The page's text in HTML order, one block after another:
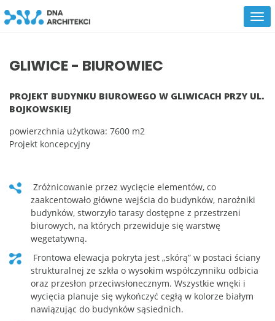
GLIWICE - BIUROWIEC
PROJEKT BUDYNKU BIUROWEGO W GLIWICACH PRZY UL.
BOJKOWSKIEJ
powierzchnia użytkowa: 7600 m2
Projekt koncepcyjny
zróżnicowanie przez wycięcie elementów, co
zaakcentowało główne wejścia do budynków, narożniki
budynków, stworzyło tarasy dostępne z przestrzeni
biurowych, na których przewiduje się warstwę
wegetatywną.
Frontowa elewacja pokryta jest „skórą” w postaci ściany
strukturalnej ze szkła o wysokim współczynniku odbicia
oraz przesłon przeciwsłonecznym. Wszystkie wnęki i
wycięcia planuje się wykończyć cegłą w kolorze białym
nawiązując do budynków sąsiednich.